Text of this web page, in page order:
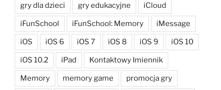
gry dla dzieci gry edukacyjne iCloud
iFunSchool iFunSchool: Memory iMessage
iOS iOS 6 iOS 7 iOS 8 iOS 9 iOS 10
iOS 10.2 iPad Kontaktowy Imiennik
Memory memory game promocja gry